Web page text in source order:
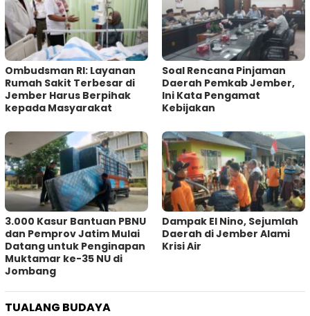
Ombudsman RI: Layanan
Rumah Sakit Terbesar di
Jember Harus Berpihak
kepada Masyarakat
‎Soal Rencana Pinjaman
Daerah Pemkab Jember,
Ini Kata Pengamat
Kebijakan ‎
3.000 Kasur Bantuan PBNU
dan Pemprov Jatim Mulai
Datang untuk Penginapan
Muktamar ke-35 NU di
Jombang
Dampak El Nino, Sejumlah
Daerah di Jember Alami
Krisi Air
TUALANG BUDAYA